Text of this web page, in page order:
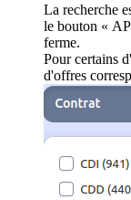
La recherche
le bouton «
ferme.
Pour certains
d'offres